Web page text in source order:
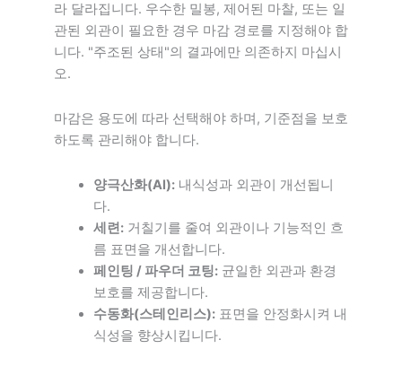
라 달라집니다. 우수한 밀봉, 제어된 마찰, 또는 일
관된 외관이 필요한 경우 마감 경로를 지정해야 합
니다. "주조된 상태"의 결과에만 의존하지 마십시
오.
마감은 용도에 따라 선택해야 하며, 기준점을 보호
하도록 관리해야 합니다.
양극산화(Al):내식성과 외관이 개선됩니
다.
세련:거칠기를 줄여 외관이나 기능적인 흐
름 표면을 개선합니다.
페인팅 / 파우더 코팅:균일한 외관과 환경
보호를 제공합니다.
수동화(스테인리스):표면을 안정화시켜 내
식성을 향상시킵니다.